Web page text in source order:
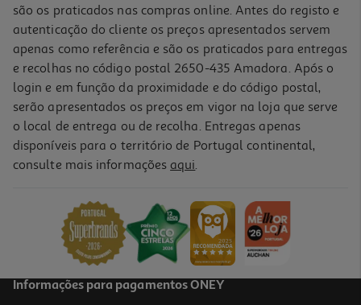
-21%
4.3
Máquina De Café Dolce Gusto Krups Piccolo Xs Kp1a3bp16 Preta 15
Price reduced from
47,49 €
são os praticados nas compras online. Antes do registo e
autenticação do cliente os preços apresentados servem
apenas como referência e são os praticados para entregas
e recolhas no código postal 2650-435 Amadora. Após o
login e em função da proximidade e do código postal,
serão apresentados os preços em vigor na loja que serve
o local de entrega ou de recolha. Entregas apenas
disponíveis para o território de Portugal continental,
consulte mais informações aqui.
Informações para pagamentos ONEY